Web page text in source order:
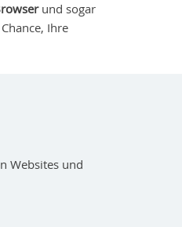
und sogar
Ihre
Websites und